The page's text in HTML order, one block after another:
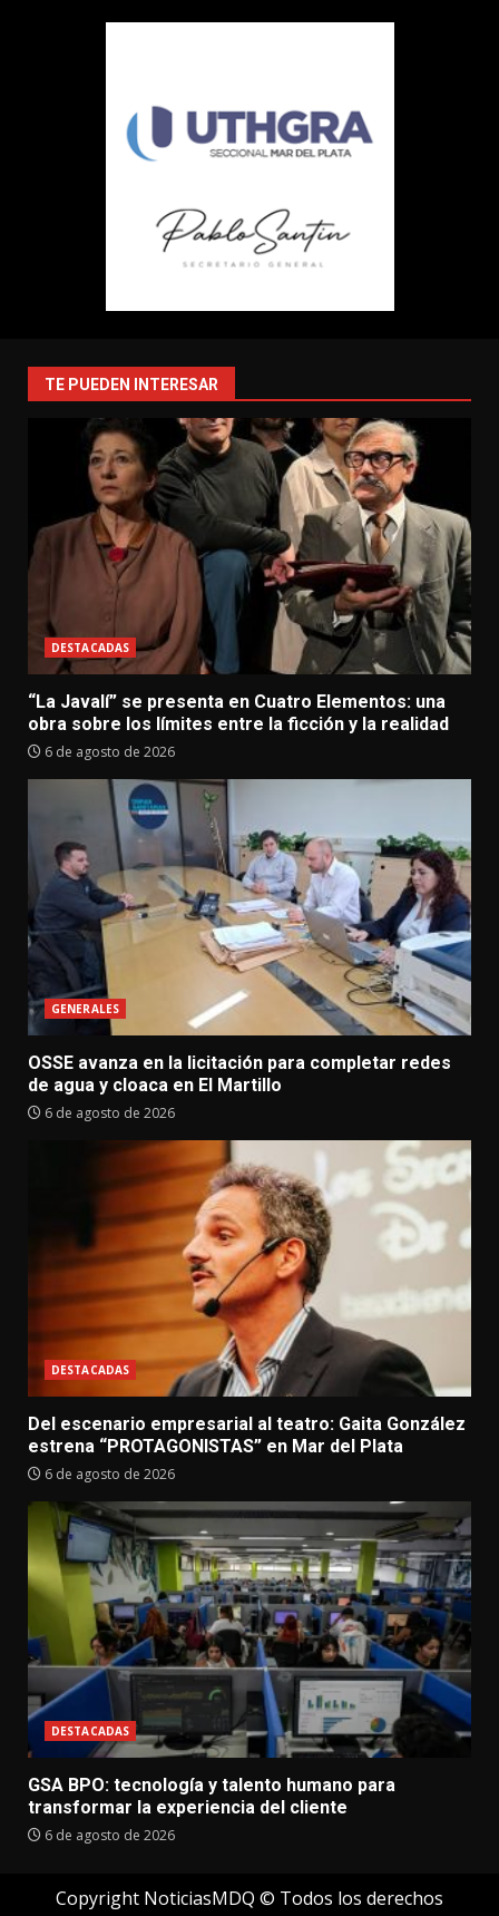
TE PUEDEN INTERESAR
DESTACADAS
“La Javalí” se presenta en Cuatro Elementos: una
obra sobre los límites entre la ficción y la realidad
6 de agosto de 2026
GENERALES
OSSE avanza en la licitación para completar redes
de agua y cloaca en El Martillo
6 de agosto de 2026
DESTACADAS
Del escenario empresarial al teatro: Gaita González
estrena “PROTAGONISTAS” en Mar del Plata
6 de agosto de 2026
DESTACADAS
GSA BPO: tecnología y talento humano para
transformar la experiencia del cliente
6 de agosto de 2026
Copyright NoticiasMDQ © Todos los derechos